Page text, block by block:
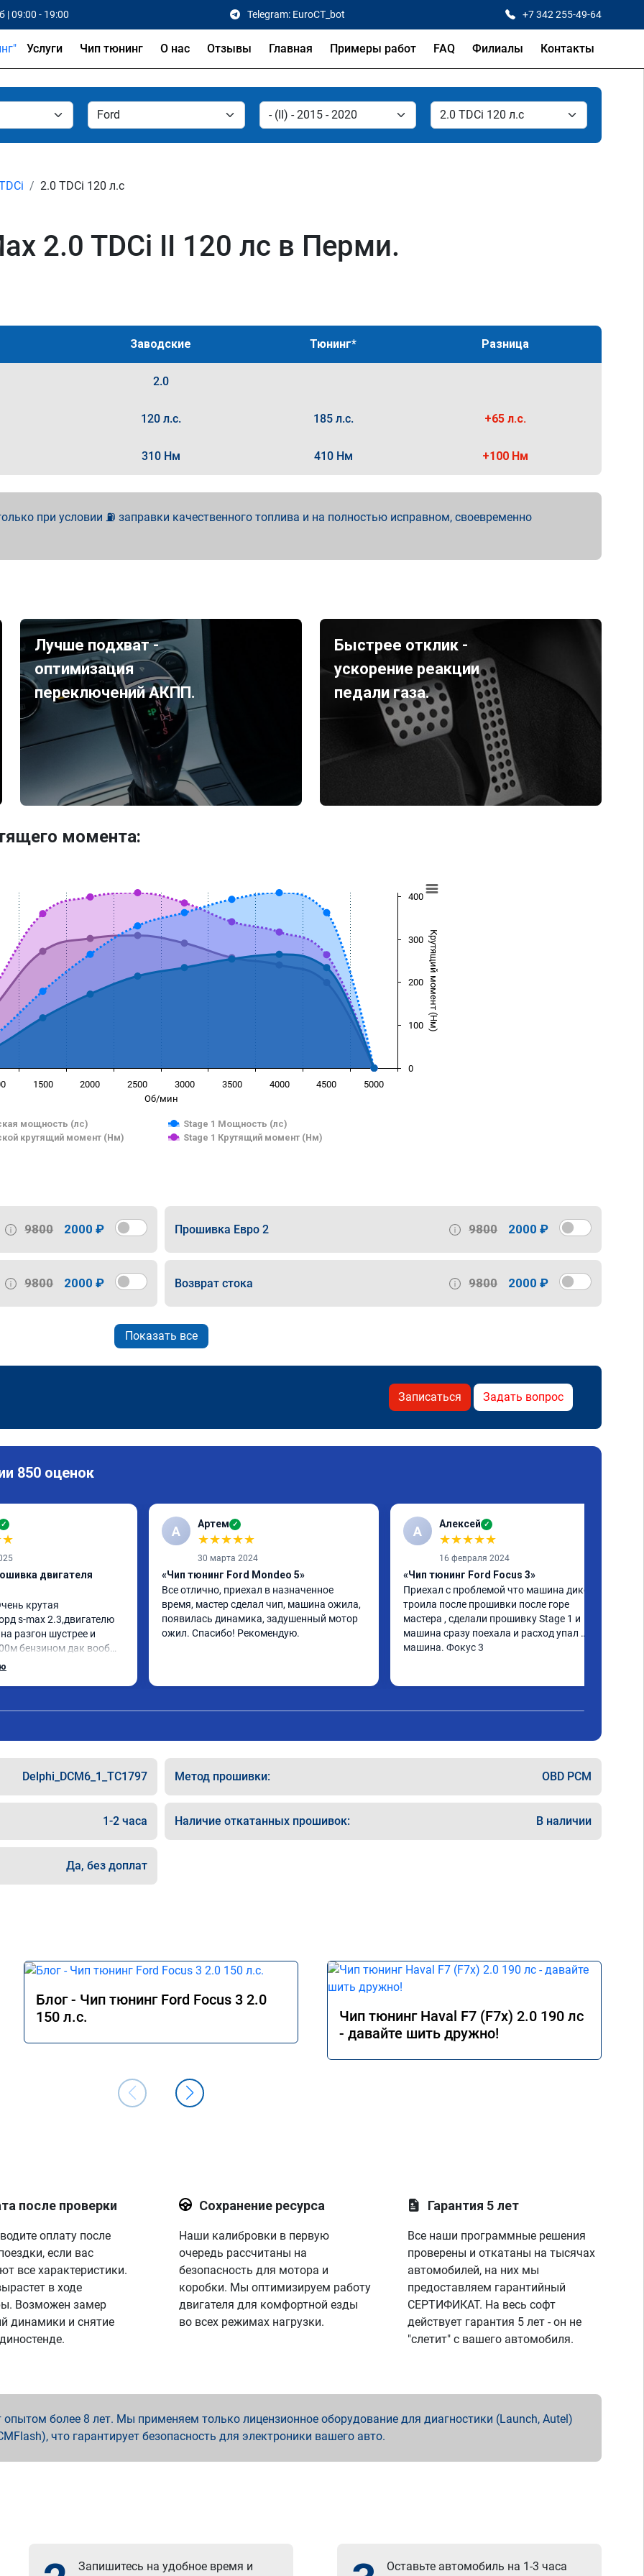
| 09:00 - 19:00 Telegram: EuroCT_bot +7 342 255-49-64
Услуги Чип тюнинг О нас Отзывы Главная Примеры работ FAQ Филиалы Контакты
2.0 TDCi 120 л.с
2.0 TDCi II 120 лс в Перми.
Заводские Тюнинг* Разница
2.0
120 л.с. 185 л.с. +65 л.с.
310 Нм 410 Нм +100 Нм
при условии ⛽ заправки качественного топлива и на полностью исправном, своевременно
Лучше подхват -
оптимизация
переключений АКПП.
Быстрее отклик -
ускорение реакции
педали газа.
момента:
Об/мин
Крутящий момент (Нм)
мощность (лс)
Stage 1 Мощность (лс)
крутящий момент (Нм)
Stage 1 Крутящий момент (Нм)
1500 2000 2500 3000 3500 4000 4500 5000
0
100
200
300
400
9800 2000 ₽ Прошивка Евро 2 9800 2000 ₽
9800 2000 ₽ Возврат стока 9800 2000 ₽
Показать все
Записаться Задать вопрос
850 оценок
✓
★
двигателя
крутая
s-max 2.3,двигателю
разгон шустрее и
бензином дак вообще
работу,за
рекомендовать
А Артем ✓
★★★★★
30 марта 2024
«Чип тюнинг Ford Mondeo 5»
Все отлично, приехал в назначенное
время, мастер сделал чип, машина ожила,
появилась динамика, задушенный мотор
ожил. Спасибо! Рекомендую.
А Алексей ✓
★★★★★
16 февраля 2024
«Чип тюнинг Ford Focus 3»
Приехал с проблемой что машина дико
троила после прошивки после горе
мастера , сделали прошивку Stage 1 и
машина сразу поехала и расход упал
машина. Фокус 3
Delphi_DCM6_1_TC1797 Метод прошивки: OBD PCM
1-2 часа Наличие откатанных прошивок: В наличии
Да, без доплат
Блог - Чип тюнинг Ford Focus 3 2.0
150 л.с.
Чип тюнинг Haval F7 (F7x) 2.0 190 лс
- давайте шить дружно!
после проверки
оплату после
если вас
все характеристики.
в ходе
Возможен замер
динамики и снятие
Сохранение ресурса
Наши калибровки в первую
очередь рассчитаны на
безопасность для мотора и
коробки. Мы оптимизируем работу
двигателя для комфортной езды
во всех режимах нагрузки.
Гарантия 5 лет
Все наши программные решения
проверены и откатаны на тысячах
автомобилей, на них мы
предоставляем гарантийный
СЕРТИФИКАТ. На весь софт
действует гарантия 5 лет - он не
"слетит" с вашего автомобиля.
более 8 лет. Мы применяем только лицензионное оборудование для диагностики (Launch, Autel)
что гарантирует безопасность для электроники вашего авто.
Запишитесь на удобное время и Оставьте автомобиль на 1-3 часа